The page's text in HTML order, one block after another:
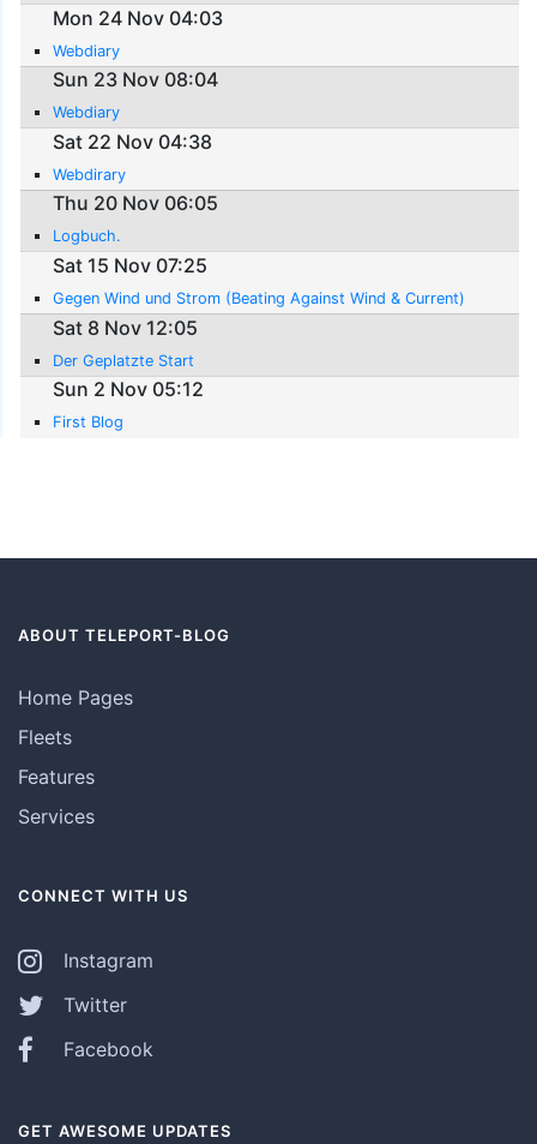
Mon 24 Nov 04:03
Webdiary
Sun 23 Nov 08:04
Webdiary
Sat 22 Nov 04:38
Webdirary
Thu 20 Nov 06:05
Logbuch.
Sat 15 Nov 07:25
Gegen Wind und Strom (Beating Against Wind & Current)
Sat 8 Nov 12:05
Der Geplatzte Start
Sun 2 Nov 05:12
First Blog
ABOUT TELEPORT-BLOG
Home Pages
Fleets
Features
Services
CONNECT WITH US
Instagram
Twitter
Facebook
GET AWESOME UPDATES